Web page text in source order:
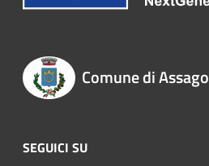
Comune di Assago
SEGUICI SU